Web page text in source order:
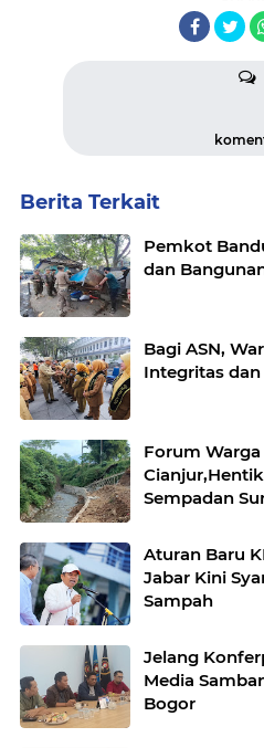
Berita Terkait
Pemkot
dan
Bagi ASN,
Integritas
Forum
Sempadan
Aturan Baru
Jabar Kini
Sampah
Jelang
Media
Bogor